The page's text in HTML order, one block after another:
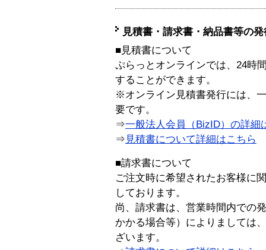
見積書・請求書・納品書等の
■見積書について
ぷらっとオンラインでは、24時
することができます。
※オンライン見積書発行には、
要です。
⇒一般法人会員（BizID）の詳細
⇒ 見積書について詳細はこちら
■請求書について
ご注文時に希望されたお客様に
しております。
尚、請求書は、営業時間内での
かかる場合等）によりましては
ざいます。